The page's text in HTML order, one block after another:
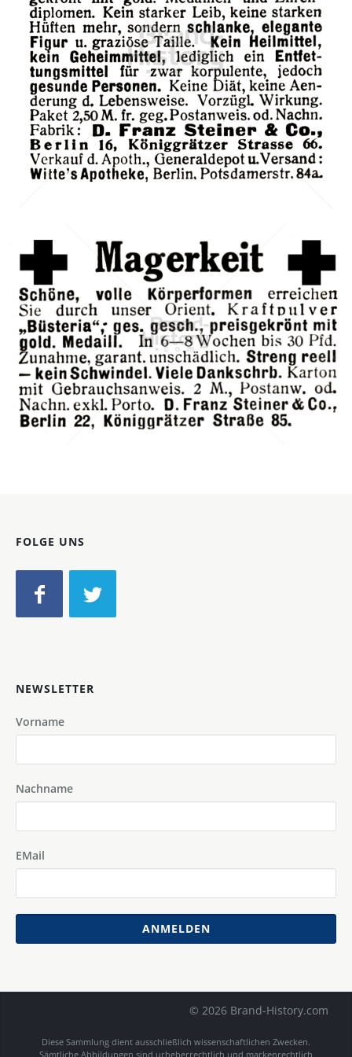
D. Franz Steiner & Co., Berlin
D. Franz Steiner & Co., Berlin
1911
D. Franz Steiner & Co., Berlin
D. Franz Steiner & Co., Berlin
1911
FOLGE UNS
NEWSLETTER
Vorname
Nachname
EMail
ANMELDEN
© 2026 Brand-History.com
Diese Sammlung dient ausschließlich wissenschaftlichen Zwecken.
Sämtliche Abbildungen sind urheberrechtlich und markenrechtlich